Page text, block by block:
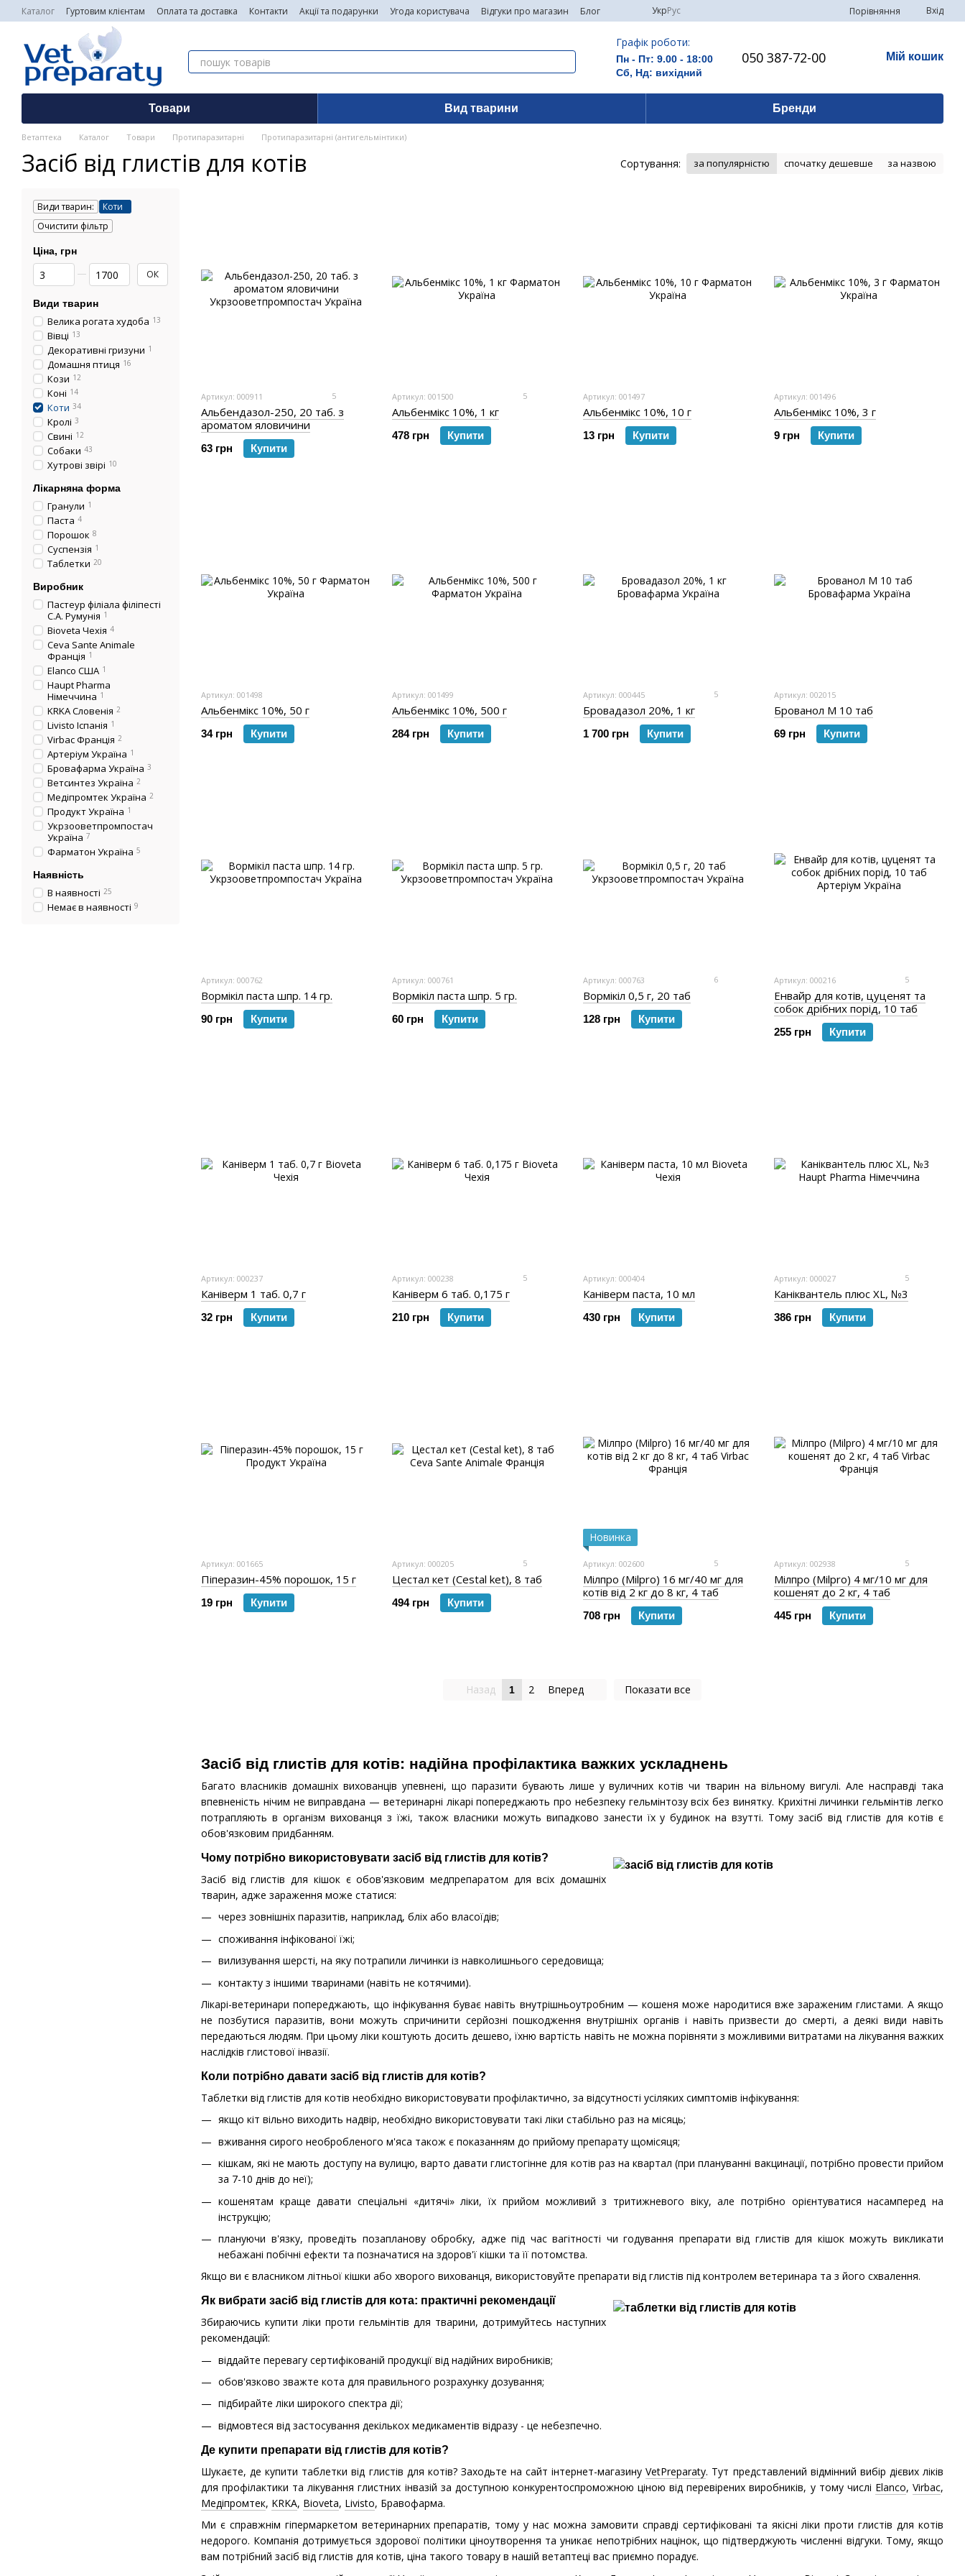
Перейти до основного контенту
Каталог Гуртовим клієнтам Оплата та доставка Контакти Акції та подарунки Угода користувача Відгуки про магазин Блог УкрРус Порівняння Вхід
Графік роботи:
Пн - Пт: 9.00 - 18:00
Сб, Нд: вихідний
050 387-72-00 Мій кошик
Товари Вид тварини Бренди
Ветаптека Каталог Товари Протипаразитарні Протипаразитарні (антигельмінтики)
Засіб від глистів для котів Сортування: за популярністю спочатку дешевше за назвою
Засіб від глистів для котів: надійна профілактика важких ускладнень
Багато власників домашніх вихованців упевнені, що паразити бувають лише у вуличних котів чи тварин на вільному вигулі. Але насправді така
впевненість нічим не виправдана — ветеринарні лікарі попереджають про небезпеку гельмінтозу всіх без винятку. Крихітні личинки гельмінтів легко
потрапляють в організм вихованця з їжі, також власники можуть випадково занести їх у будинок на взутті. Тому засіб від глистів для котів є
обов'язковим придбанням.
Чому потрібно використовувати засіб від глистів для котів?
Засіб від глистів для кішок є обов'язковим медпрепаратом для всіх домашніх
тварин, адже зараження може статися:
через зовнішніх паразитів, наприклад, бліх або власоїдів;
споживання інфікованої їжі;
вилизування шерсті, на яку потрапили личинки із навколишнього середовища;
контакту з іншими тваринами (навіть не котячими).
Лікарі-ветеринари попереджають, що інфікування буває навіть внутрішньоутробним — кошеня може народитися вже зараженим глистами. А якщо
не позбутися паразитів, вони можуть спричинити серйозні пошкодження внутрішніх органів і навіть призвести до смерті, а деякі види навіть
передаються людям. При цьому ліки коштують досить дешево, їхню вартість навіть не можна порівняти з можливими витратами на лікування важких
наслідків глистової інвазії.
Коли потрібно давати засіб від глистів для котів?
Таблетки від глистів для котів необхідно використовувати профілактично, за відсутності усіляких симптомів інфікування:
якщо кіт вільно виходить надвір, необхідно використовувати такі ліки стабільно раз на місяць;
вживання сирого необробленого м'яса також є показанням до прийому препарату щомісяця;
кішкам, які не мають доступу на вулицю, варто давати глистогінне для котів раз на квартал (при плануванні вакцинації, потрібно провести прийом
за 7-10 днів до неї);
кошенятам краще давати спеціальні «дитячі» ліки, їх прийом можливий з тритижневого віку, але потрібно орієнтуватися насамперед на
інструкцію;
плануючи в'язку, проведіть позапланову обробку, адже під час вагітності чи годування препарати від глистів для кішок можуть викликати
небажані побічні ефекти та позначатися на здоров'ї кішки та її потомства.
Якщо ви є власником літньої кішки або хворого вихованця, використовуйте препарати від глистів під контролем ветеринара та з його схвалення.
Як вибрати засіб від глистів для кота: практичні рекомендації
Збираючись купити ліки проти гельмінтів для тварини, дотримуйтесь наступних
рекомендацій:
віддайте перевагу сертифікованій продукції від надійних виробників;
обов'язково зважте кота для правильного розрахунку дозування;
підбирайте ліки широкого спектра дії;
відмовтеся від застосування декількох медикаментів відразу - це небезпечно.
Де купити препарати від глистів для котів?
Шукаєте, де купити таблетки від глистів для котів? Заходьте на сайт інтернет-магазинуVetPreparaty. Тут представлений відмінний вибір дієвих ліків
для профілактики та лікування глистних інвазій за доступною конкурентоспроможною ціною від перевірених виробників, у тому числі Elanco,Virbac,
Медіпромтек, KRKA, Bioveta, Livisto, Бравофарма.
Ми є справжнім гіпермаркетом ветеринарних препаратів, тому у нас можна замовити справді сертифіковані та якісні ліки проти глистів для котів
недорого. Компанія дотримується здорової політики ціноутворення та уникає непотрібних націнок, що підтверджують численні відгуки. Тому, якщо
вам потрібний засіб від глистів для котів, ціна такого товару в нашій ветаптеці вас приємно порадує.
Артикул: 000911 5
Альбендазол-250, 20 таб. з
ароматом яловичини
63 грн Купити
Артикул: 001500 5
Альбенмікс 10%, 1 кг
478 грн Купити
Артикул: 001497
Альбенмікс 10%, 10 г
13 грн Купити
Артикул: 001496
Альбенмікс 10%, 3 г
9 грн Купити
Артикул: 001498
Альбенмікс 10%, 50 г
34 грн Купити
Артикул: 001499
Альбенмікс 10%, 500 г
284 грн Купити
Артикул: 000445 5
Бровадазол 20%, 1 кг
1 700 грн Купити
Артикул: 002015
Брованол М 10 таб
69 грн Купити
Артикул: 000762
Вормікіл паста шпр. 14 гр.
90 грн Купити
Артикул: 000761
Вормікіл паста шпр. 5 гр.
60 грн Купити
Артикул: 000763 6
Вормікіл 0,5 г, 20 таб
128 грн Купити
Артикул: 000216 5
Енвайр для котів, цуценят та
собок дрібних порід, 10 таб
255 грн Купити
Артикул: 000237
Каніверм 1 таб. 0,7 г
32 грн Купити
Артикул: 000238 5
Каніверм 6 таб. 0,175 г
210 грн Купити
Артикул: 000404
Каніверм паста, 10 мл
430 грн Купити
Артикул: 000027 5
Каніквантель плюс XL, №3
386 грн Купити
Артикул: 001665
Піперазин-45% порошок, 15 г
19 грн Купити
Артикул: 000205 5
Цестал кет (Cestal ket), 8 таб
494 грн Купити
Новинка
Артикул: 002600 5
Мілпро (Milpro) 16 мг/40 мг для
котів від 2 кг до 8 кг, 4 таб
708 грн Купити
Артикул: 002938 5
Мілпро (Milpro) 4 мг/10 мг для
кошенят до 2 кг, 4 таб
445 грн Купити
Назад 1 2 Вперед Показати все
Види тварин:
Коти
Очистити фільтр
Ціна, грн
Від Ціна, грн
До Ціна, грн ОК
Види тварин
Велика рогата худоба 13
Вівці 13
Декоративні гризуни 1
Домашня птиця 16
Кози 12
Коні 14
Коти 34
Кролі 3
Свині 12
Собаки 43
Хутрові звірі 10
Лікарняна форма
Гранули 1
Паста 4
Порошок 8
Суспензія 1
Таблетки 20
Виробник
Пастеур філіала філіпесті
С.А. Румунія 1
Bioveta Чехія 4
Ceva Sante Animale
Франція 1
Elanco США 1
Haupt Pharma
Німеччина 1
KRKA Словенія 2
Livisto Іспанія 1
Virbac Франція 2
Артеріум Україна 1
Бровафарма Україна 3
Ветсинтез Україна 2
Медіпромтек Україна 2
Продукт Україна 1
Укрзооветпромпостач
Україна 7
Фарматон Україна 5
Наявність
В наявності 25
Немає в наявності 9